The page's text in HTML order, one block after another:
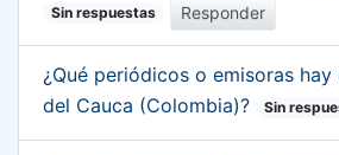
Sin respuestas Responder
¿Qué periódicos o emisoras hay
del Cauca (Colombia)?
Sin